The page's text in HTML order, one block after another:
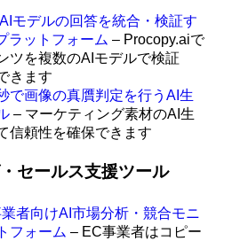
モデルの回答を統合・検証す
ラットフォーム – Procopy.aiで
ツを複数のAIモデルで検証
きます
で画像の真贋判定を行うAI生
– マーケティング素材のAI生
信頼性を確保できます
セールス支援ツール
者向けAI市場分析・競合モニ
フォーム – EC事業者はコピー